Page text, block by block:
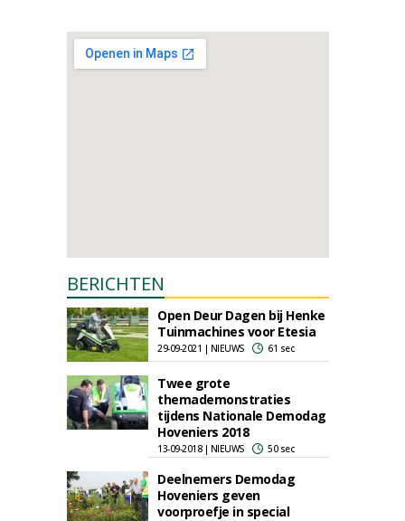
BERICHTEN
Open Deur Dagen bij Henke
Tuinmachines voor Etesia
29-09-2021 | NIEUWS 61 sec
Twee grote
themademonstraties
tijdens Nationale Demodag
Hoveniers 2018
13-09-2018 | NIEUWS 50 sec
Deelnemers Demodag
Hoveniers geven
voorproefje in special